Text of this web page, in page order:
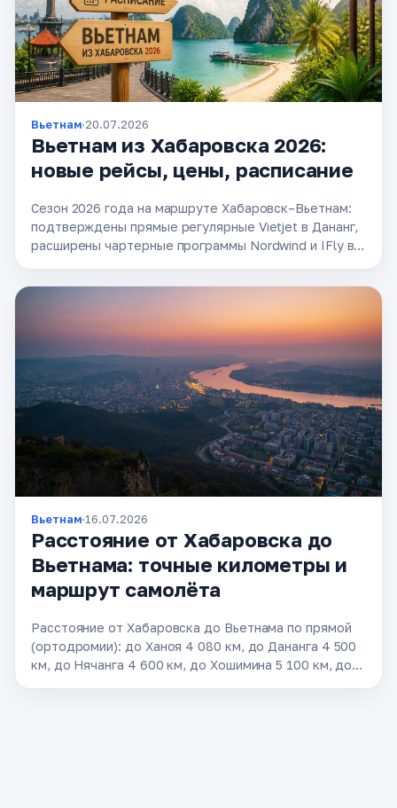
Вьетнам·20.07.2026
Вьетнам из Хабаровска 2026:
новые рейсы, цены, расписание
Сезон 2026 года на маршруте Хабаровск–Вьетнам:
подтверждены прямые регулярные Vietjet в Дананг,
расширены чартерные программы Nordwind и IFly в
Вьетнам·16.07.2026
Расстояние от Хабаровска до
Вьетнама: точные километры и
маршрут самолёта
Расстояние от Хабаровска до Вьетнама по прямой
(ортодромии): до Ханоя 4 080 км, до Дананга 4 500
км, до Нячанга 4 600 км, до Хошимина 5 100 км, до